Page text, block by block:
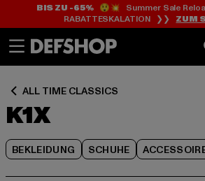
Zum
Inhalt
springen
Zum
Fußzeile
springen
BIS ZU -65%😲💥 Summer Sale
RABATTESKALATION ❯❯ ZUM
ALL TIME CLASSICS
K1X
BEKLEIDUNG SCHUHE
Zum
springen